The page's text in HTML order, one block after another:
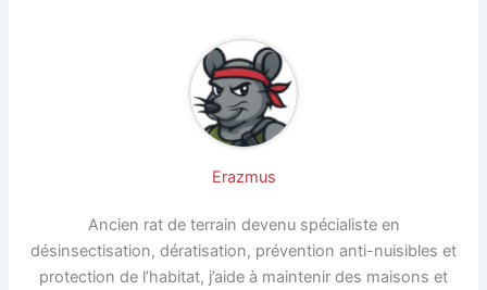
Erazmus
Ancien rat de terrain devenu spécialiste en
désinsectisation, dératisation, prévention anti-nuisibles et
protection de l’habitat, j’aide à maintenir des maisons et